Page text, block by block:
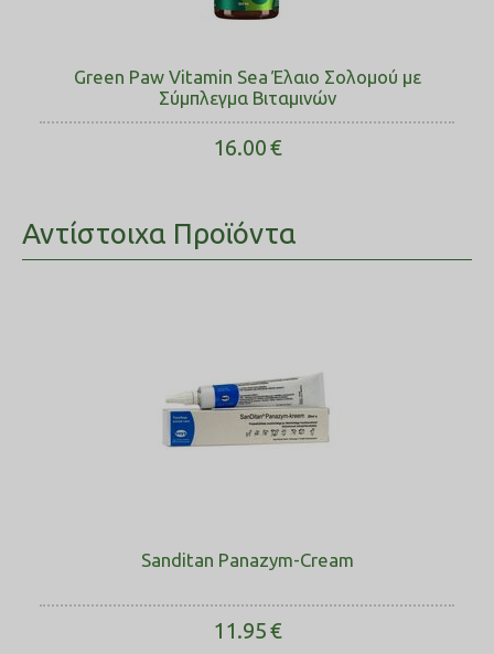
Green Paw Vitamin Sea Έλαιο Σολοµού με
Σύμπλεγμα Βιταμινών
16.00€
Αντίστοιχα Προϊόντα
Sanditan Panazym-Cream
11.95€